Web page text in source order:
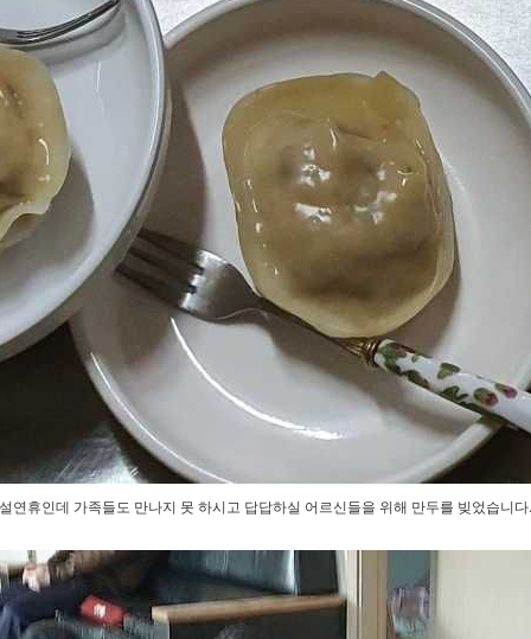
연휴인데 가족들도 만나지 못 하시고 답답하실 어르신들을 위해 만두를 빚었습니다